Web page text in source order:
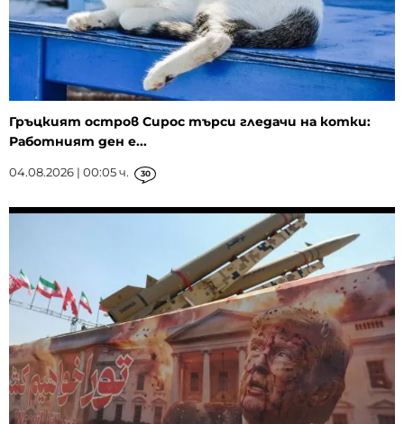
Гръцкият остров Сирос търси гледачи на котки:
Работният ден е...
04.08.2026 | 00:05 ч. 30